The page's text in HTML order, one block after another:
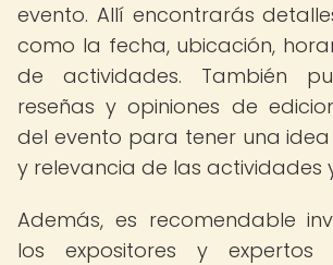
evento. Allí encontrarás
como la fecha, ubicación,
de actividades. También
reseñas y opiniones de
del evento para tener una
y relevancia de las actividades
Además, es recomendable
los expositores y expertos